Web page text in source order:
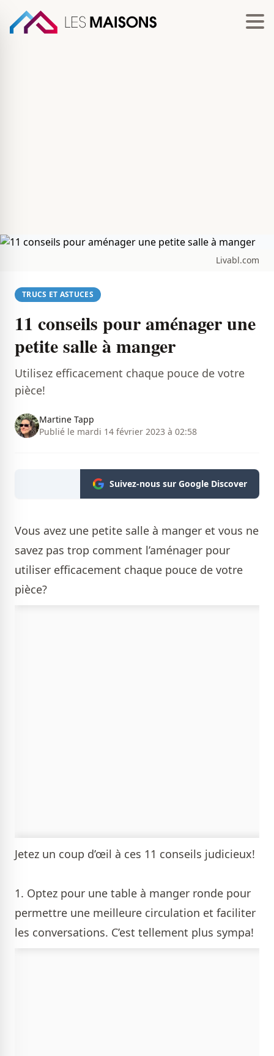
Livabl.com
TRUCS ET ASTUCES
11 conseils pour aménager une
petite salle à manger
Utilisez efficacement chaque pouce de votre
pièce!
Martine Tapp
Publié le mardi 14 février 2023 à 02:58
Suivez-nous sur Google Discover
Vous avez une petite salle à manger et vous ne
savez pas trop comment l’aménager pour
utiliser efficacement chaque pouce de votre
pièce?
Jetez un coup d’œil à ces 11 conseils judicieux!
1. Optez pour une table à manger ronde pour
permettre une meilleure circulation et faciliter
les conversations. C’est tellement plus sympa!